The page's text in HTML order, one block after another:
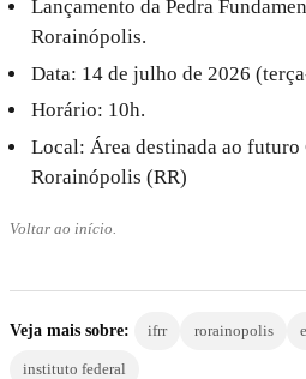
Lançamento da Pedra
Rorainópolis.
Data: 14 de julho de 2026
Horário: 10h.
Local: Área destinada ao
Rorainópolis (RR)
Voltar ao início.
Veja mais sobre: ifrr rorainopolis
instituto federal